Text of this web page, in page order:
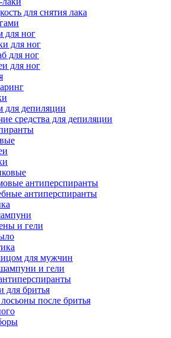
для снятия лака
для ног
для ног
для ног
для ног
для депиляции
средства для депиляции
антиперспиранты
антиперспиранты
и гели
для мужчин
и гели
для бритья
после бритья